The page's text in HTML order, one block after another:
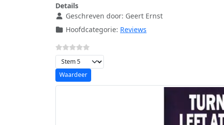
Details
Geschreven door: Geert Ernst
Hoofdcategorie: Reviews
Voeg waardering toe